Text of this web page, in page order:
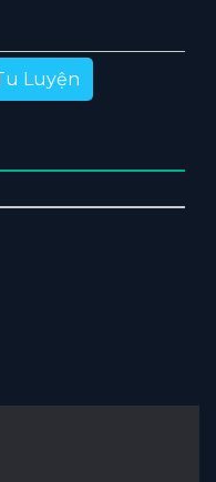
Luyện